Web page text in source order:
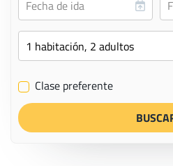
✔ Clase preferente